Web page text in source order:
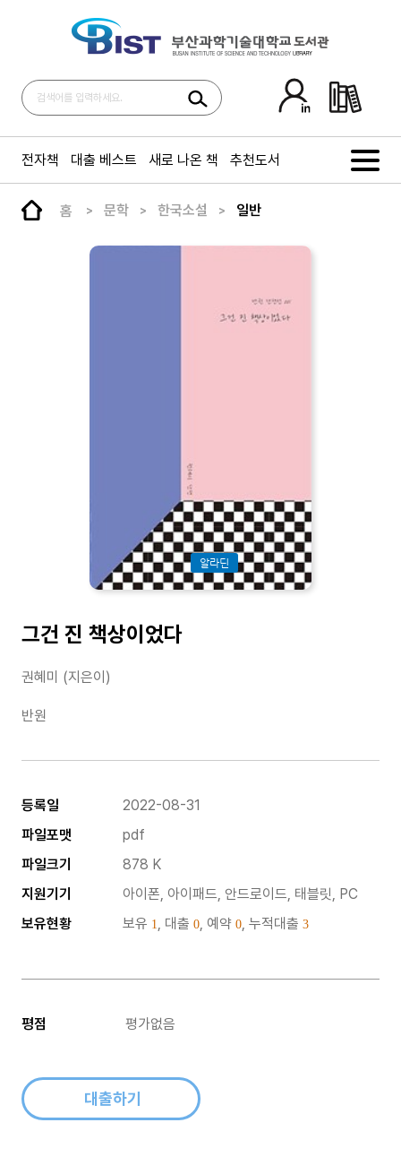
전자책 대출 베스트 새로 나온 책 추천도서
홈 문학 한국소설 일반
알라딘
그건 진 책상이었다
권혜미 (지은이)
반원
등록일
2022-08-31
파일포맷
pdf
파일크기
878 K
지원기기
아이폰, 아이패드, 안드로이드, 태블릿, PC
보유현황
보유 1 , 대출 0 , 예약 0 , 누적대출 3
평점 평가없음
대출하기